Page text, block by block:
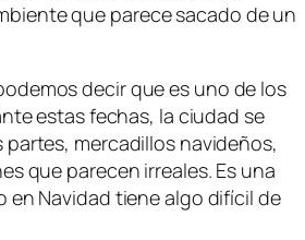
que parece sacado de un
decir que es uno de los
estas fechas, la ciudad se
mercadillos navideños,
que parecen irreales. Es una
Navidad tiene algo difícil de